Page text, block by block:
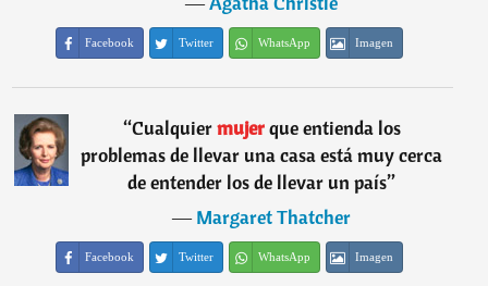
Facebook Twitter WhatsApp Imagen
“Cualquiermujerque entienda los
problemas de llevar una casa está muy cerca
de entender los de llevar un país”
―Margaret Thatcher
Facebook Twitter WhatsApp Imagen